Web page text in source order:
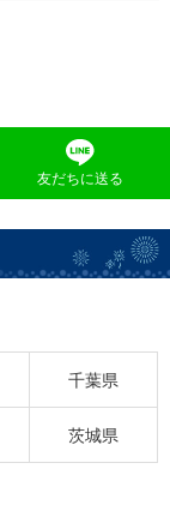
友だちに送る
千葉県
茨城県